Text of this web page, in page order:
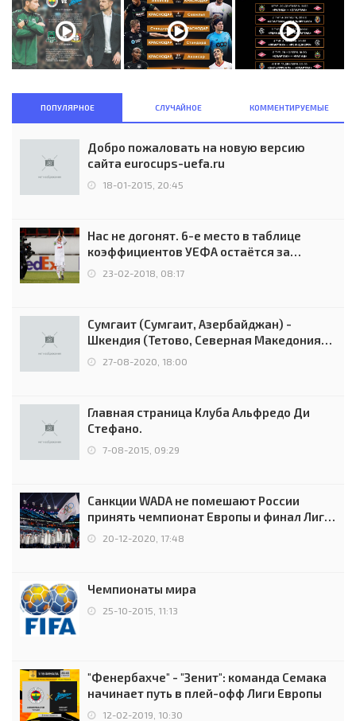
ПОПУЛЯРНОЕ СЛУЧАЙНОЕ КОММЕНТИРУЕМЫЕ
Добро пожаловать на новую версию
сайта eurocups-uefa.ru
18-01-2015, 20:45
Нас не догонят. 6-е место в таблице
коэффициентов УЕФА остаётся за
Россией
23-02-2018, 08:17
Сумгаит (Сумгаит, Азербайджан) -
Шкендия (Тетово, Северная Македония) -
0:2 (0:0)
27-08-2020, 18:00
Главная страница Клуба Альфредо Ди
Стефано.
7-08-2015, 09:29
Санкции WADA не помешают России
принять чемпионат Европы и финал Лиги
чемпионов.
20-12-2020, 17:48
Чемпионаты мира
25-10-2015, 11:13
"Фенербахче" - "Зенит": команда Семака
начинает путь в плей-офф Лиги Европы
12-02-2019, 10:30